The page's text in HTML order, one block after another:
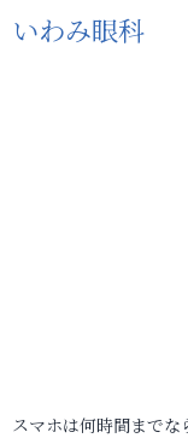
いわみ眼科
スマホは何時間まで